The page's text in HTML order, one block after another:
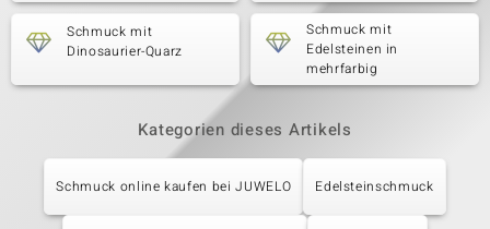
Schmuck mit
Dinosaurier-Quarz
Schmuck mit
Edelsteinen in
mehrfarbig
Kategorien dieses Artikels
Schmuck online kaufen bei JUWELO Edelsteinschmuck